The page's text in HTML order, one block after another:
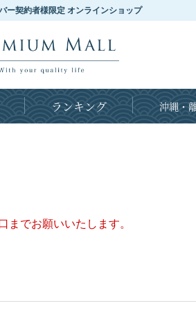
ー契約者様限定 オンラインショップ
ランキング 沖縄・
までお願いいたします。